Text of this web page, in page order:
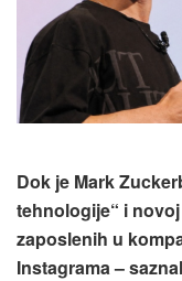
Dok je Mark
tehnologije“ i
zaposlenih u
Instagrama –